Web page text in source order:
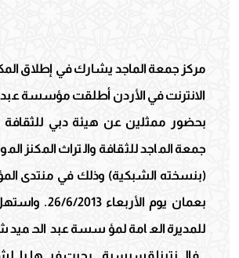
مركز جمعة الماجد يشارك في إطلاق
الانترنت في الأردن أطلقت مؤسسة
بحضور ممثلين عن هيئة دبي للثقافة
جمعة الماجد للثقافة والتراث المكنز
(بنسخته الشبكية) وذلك في منتدى
بعمان يوم
للمديرة العامة لمؤسسة عبد
فالنتينا قسيسية رحبت فيها